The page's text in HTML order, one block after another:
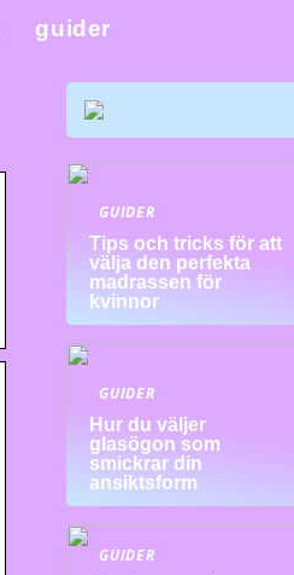
guider
GUIDER
Tips och tricks för att
välja den perfekta
madrassen för
kvinnor
GUIDER
Hur du väljer
glasögon som
smickrar din
ansiktsform
GUIDER